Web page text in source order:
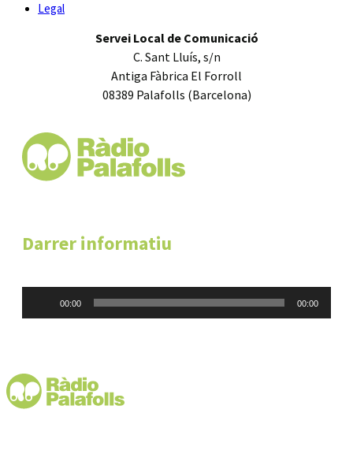
Legal
Servei Local de Comunicació
C. Sant Lluís, s/n
Antiga Fàbrica El Forroll
08389 Palafolls (Barcelona)
Darrer informatiu
00:00 00:00